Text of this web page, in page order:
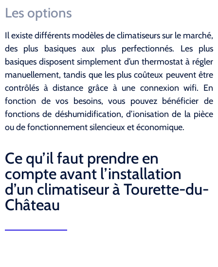
Les options
Il existe différents modèles de climatiseurs sur le marché,
des plus basiques aux plus perfectionnés. Les plus
basiques disposent simplement d’un thermostat à régler
manuellement, tandis que les plus coûteux peuvent être
contrôlés à distance grâce à une connexion wifi. En
fonction de vos besoins, vous pouvez bénéficier de
fonctions de déshumidification, d’ionisation de la pièce
ou de fonctionnement silencieux et économique.
Ce qu’il faut prendre en
compte avant l’installation
d’un climatiseur à Tourette-du-
Château